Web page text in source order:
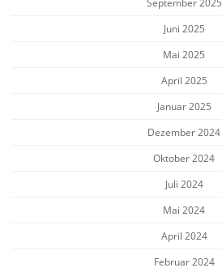
September 2025
Juni 2025
Mai 2025
April 2025
Januar 2025
Dezember 2024
Oktober 2024
Juli 2024
Mai 2024
April 2024
Februar 2024